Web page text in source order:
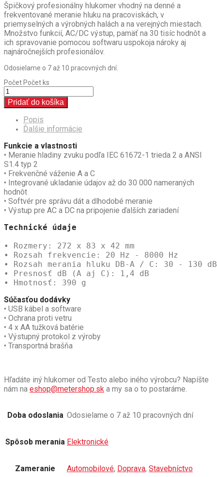
Špičkový profesionálny hlukomer vhodný na denné a
frekventované meranie hluku na pracoviskách, v
priemyselných a výrobných halách a na verejných miestach.
Množstvo funkcií, AC/DC výstup, pamäť na 30 tisíc hodnôt a
ich spravovanie pomocou softwaru uspokoja nároky aj
najnáročnejších profesionálov.
Odosielame o 7 až 10 pracovných dní.
PočetPočet ks
Pridať do košíka
Popis
Ďalšie informácie
Funkcie a vlastnosti
• Meranie hladiny zvuku podľa IEC 61672-1 trieda 2 a ANSI
S1.4 typ 2
• Frekvenčné váženie A a C
• Integrované ukladanie údajov až do 30 000 nameraných
hodnôt
• Softvér pre správu dát a dlhodobé meranie
• Výstup pre AC a DC na pripojenie ďalších zariadení
Technické údaje
• Rozmery: 272 x 83 x 42 mm
• Rozsah frekvencie: 20 Hz - 8000 Hz
• Rozsah merania hluku DB-A / C: 30 - 130 dB
• Presnosť dB (A aj C): 1,4 dB
• Hmotnosť: 390 g
Súčasťou dodávky
• USB kábel a software
• Ochrana proti vetru
• 4 x AA tužková batérie
• Výstupný protokol z výroby
• Transportná brašňa
Hľadáte iný hlukomer od Testo alebo iného výrobcu? Napíšte
nám na eshop@metershop.sk a my sa o to postaráme.
Doba odoslania Odosielame o 7 až 10 pracovných dní
Spôsob merania Elektronické
Zameranie Automobilové, Doprava, Stavebníctvo